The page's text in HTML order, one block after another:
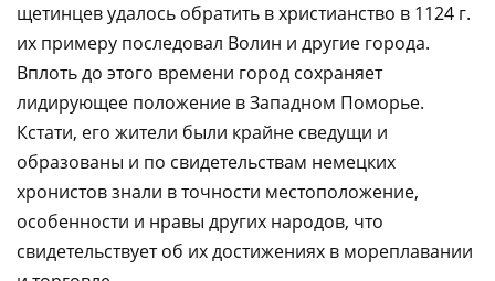
щетинцев удалось обратить в христианство в 1124 г.
их примеру последовал Волин и другие города.
Вплоть до этого времени город сохраняет
лидирующее положение в Западном Поморье.
Кстати, его жители были крайне сведущи и
образованы и по свидетельствам немецких
хронистов знали в точности местоположение,
особенности и нравы других народов, что
свидетельствует об их достижениях в мореплавании